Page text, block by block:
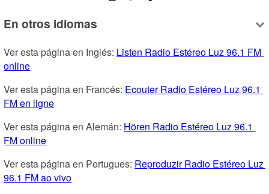
En otros idiomas
Ver esta página en Inglés: Listen Radio Estéreo Luz 96.1 FM
online
Ver esta página en Francés: Ecouter Radio Estéreo Luz 96.1
FM en ligne
Ver esta página en Alemán: Hören Radio Estéreo Luz 96.1
FM online
Ver esta página en Portugues: Reproduzir Radio Estéreo Luz
96.1 FM ao vivo